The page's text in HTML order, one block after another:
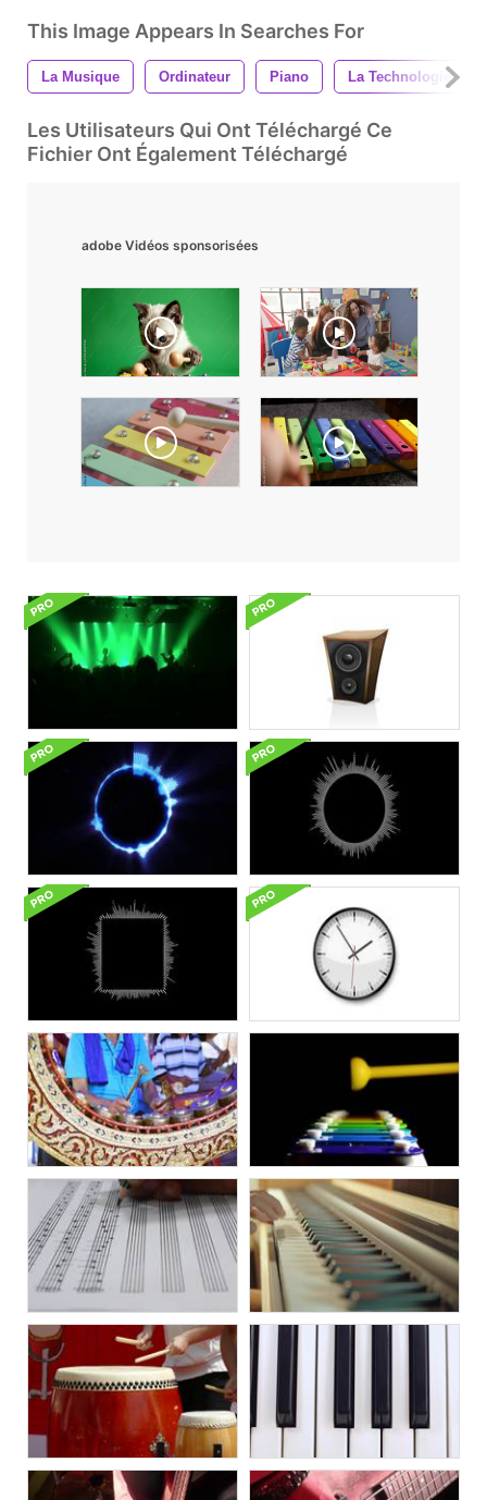
This Image Appears In Searches For
La Musique Ordinateur Piano La Technologie
Les Utilisateurs Qui Ont Téléchargé Ce
Fichier Ont Également Téléchargé
adobe Vidéos sponsorisées